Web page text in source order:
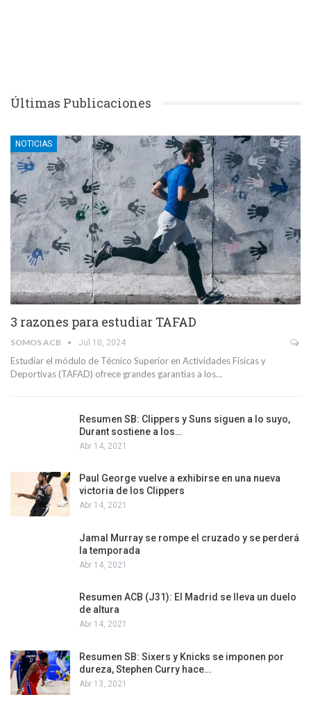
Últimas Publicaciones
NOTICIAS
3 razones para estudiar TAFAD
SOMOS ACB Jul 10, 2024
Estudiar el módulo de Técnico Superior en Actividades Físicas y
Deportivas (TAFAD) ofrece grandes garantías a los…
Resumen SB: Clippers y Suns siguen a lo suyo,
Durant sostiene a los…
Abr 14, 2021
Paul George vuelve a exhibirse en una nueva
victoria de los Clippers
Abr 14, 2021
Jamal Murray se rompe el cruzado y se perderá
la temporada
Abr 14, 2021
Resumen ACB (J31): El Madrid se lleva un duelo
de altura
Abr 14, 2021
Resumen SB: Sixers y Knicks se imponen por
dureza, Stephen Curry hace…
Abr 13, 2021